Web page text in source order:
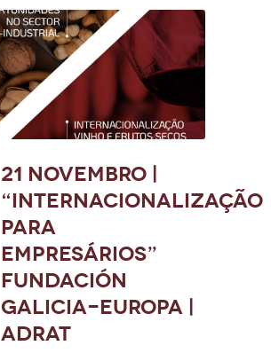
21 novembro |
“Internacionalização
para
Empresários”
Fundación
Galicia-Europa |
ADRAT